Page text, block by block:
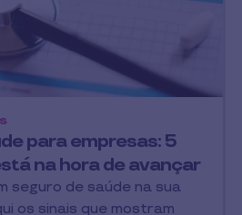
para empresas: 5
na hora de avançar
seguro de saúde na sua
os sinais que mostram